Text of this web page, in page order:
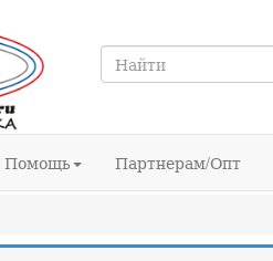
Помощь Партнерам/Опт